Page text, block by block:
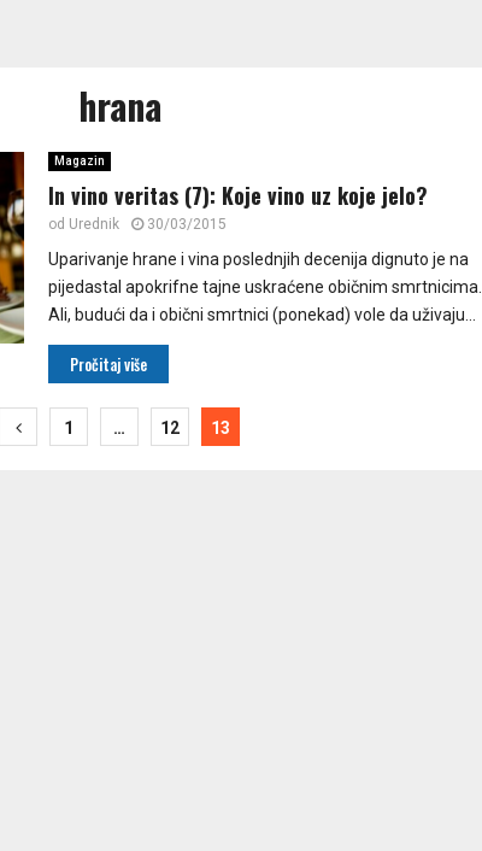
hrana
Magazin
In vino veritas (7): Koje vino uz koje jelo?
od Urednik 30/03/2015
Uparivanje hrane i vina poslednjih decenija dignuto je na
pijedastal apokrifne tajne uskraćene običnim smrtnicima.
Ali, budući da i obični smrtnici (ponekad) vole da uživaju...
Pročitaj više
1 … 12 13